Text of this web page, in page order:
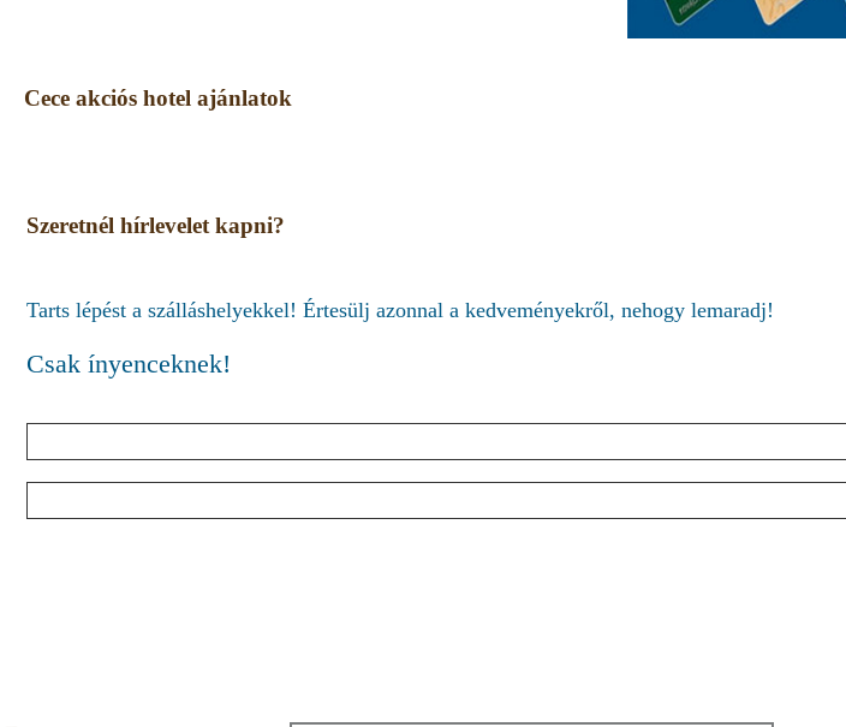
Cece akciós hotel ajánlatok
Szeretnél hírlevelet kapni?
Tarts lépést a szálláshelyekkel! Értesülj azonnal a kedveményekről, nehogy lemaradj!
Csak ínyenceknek!